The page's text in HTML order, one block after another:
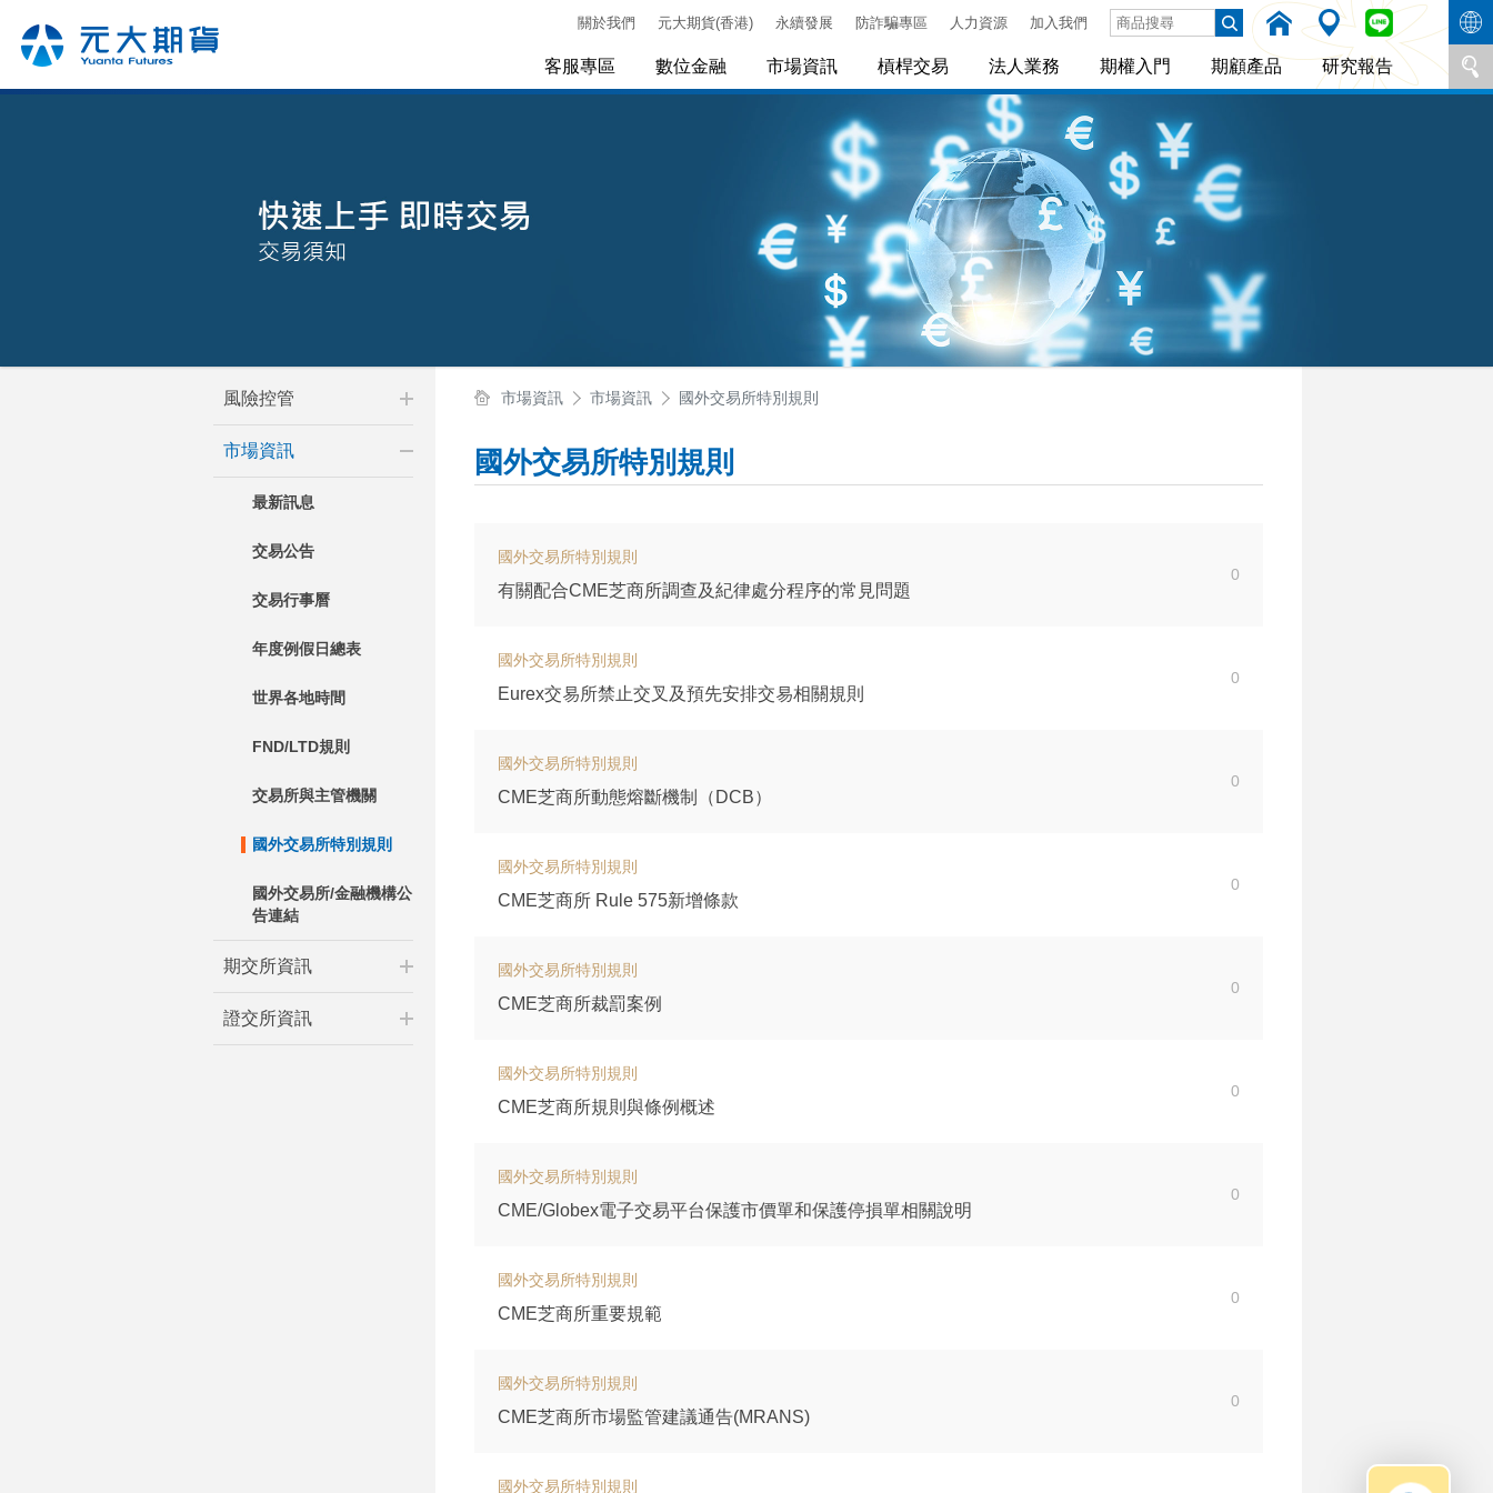
關於我們 元大期貨(香港) 永續發展 防詐騙專區 人力資源 加入我們
客服專區 數位金融 市場資訊 槓桿交易 法人業務 期權入門 期顧產品 研究報告
風險控管
市場資訊
最新訊息
交易公告
交易行事曆
年度例假日總表
世界各地時間
FND/LTD規則
交易所與主管機關
國外交易所特別規則
國外交易所/金融機構公
告連結
期交所資訊
證交所資訊
市場資訊 市場資訊 國外交易所特別規則
國外交易所特別規則
國外交易所特別規則
有關配合CME芝商所調查及紀律處分程序的常見問題
0
國外交易所特別規則
Eurex交易所禁止交叉及預先安排交易相關規則
0
國外交易所特別規則
CME芝商所動態熔斷機制（DCB）
0
國外交易所特別規則
CME芝商所 Rule 575新增條款
0
國外交易所特別規則
CME芝商所裁罰案例
0
國外交易所特別規則
CME芝商所規則與條例概述
0
國外交易所特別規則
CME/Globex電子交易平台保護市價單和保護停損單相關說明
0
國外交易所特別規則
CME芝商所重要規範
0
國外交易所特別規則
CME芝商所市場監管建議通告(MRANS)
0
國外交易所特別規則